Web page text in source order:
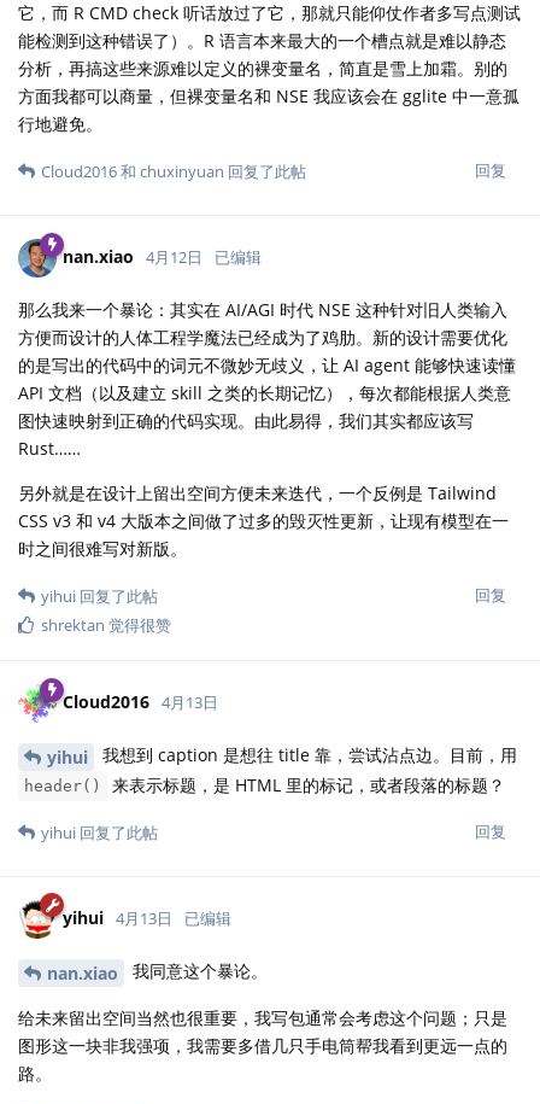
它，而 R CMD check 听话放过了它，那就只能仰仗作者多写点测试
能检测到这种错误了）。R 语言本来最大的一个槽点就是难以静态
分析，再搞这些来源难以定义的裸变量名，简直是雪上加霜。别的
方面我都可以商量，但裸变量名和 NSE 我应该会在 gglite 中一意孤
行地避免。
回复
Cloud2016和 chuxinyuan 回复了此帖
nan.xiao 4月12日 已编辑
那么我来一个暴论：其实在 AI/AGI 时代 NSE 这种针对旧人类输入
方便而设计的人体工程学魔法已经成为了鸡肋。新的设计需要优化
的是写出的代码中的词元不微妙无歧义，让 AI agent 能够快速读懂
API 文档（以及建立 skill 之类的长期记忆），每次都能根据人类意
图快速映射到正确的代码实现。由此易得，我们其实都应该写
Rust……
另外就是在设计上留出空间方便未来迭代，一个反例是 Tailwind
CSS v3 和 v4 大版本之间做了过多的毁灭性更新，让现有模型在一
时之间很难写对新版。
回复
yihui 回复了此帖
shrektan 觉得很赞
Cloud2016 4月13日
yihui 我想到 caption 是想往 title 靠，尝试沾点边。目前，用
header() 来表示标题，是 HTML 里的标记，或者段落的标题？
回复
yihui 回复了此帖
yihui 4月13日 已编辑
nan.xiao 我同意这个暴论。
给未来留出空间当然也很重要，我写包通常会考虑这个问题；只是
图形这一块非我强项，我需要多借几只手电筒帮我看到更远一点的
路。